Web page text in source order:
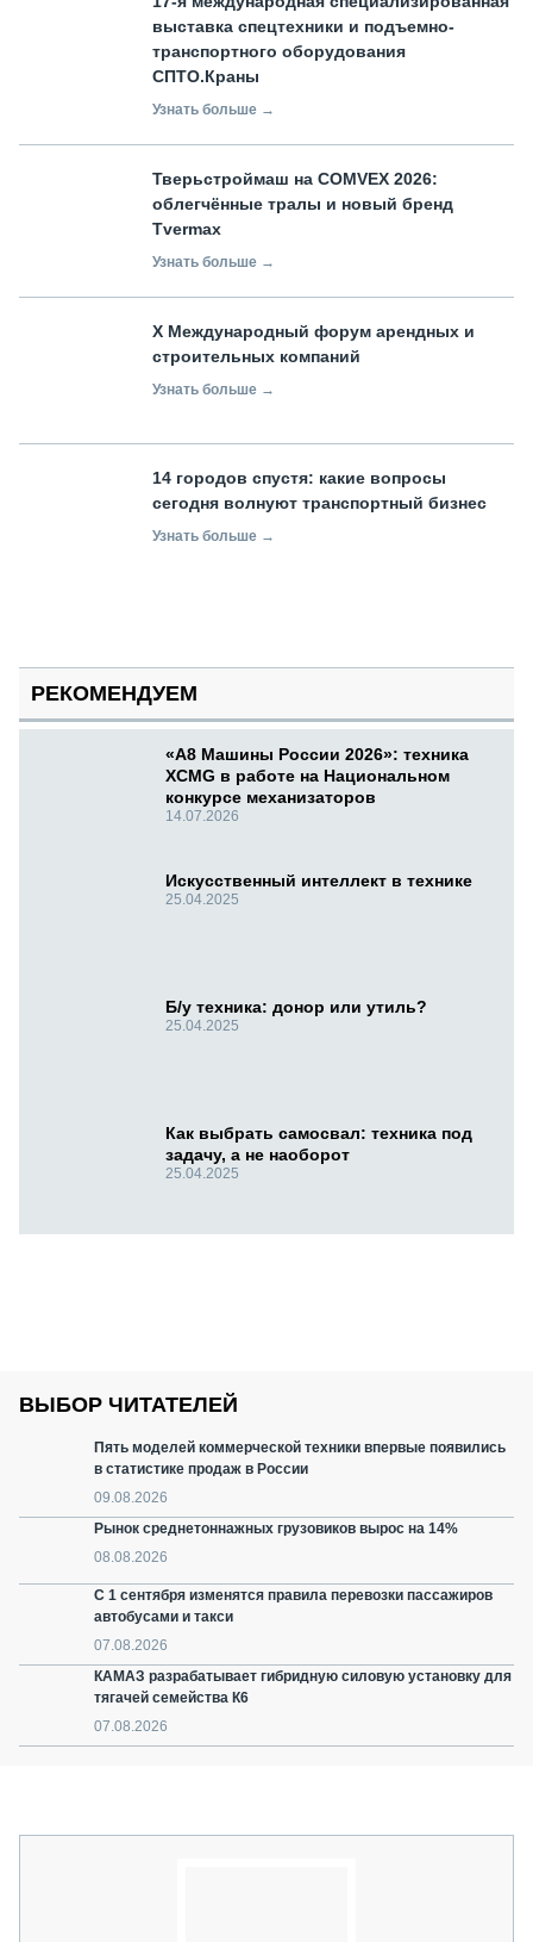
выставка спецтехники и подъемно-
транспортного оборудования
СПТО.Краны
Узнать больше →
Тверьстроймаш на COMVEX 2026:
облегчённые тралы и новый бренд
Tvermax
Узнать больше →
X Международный форум арендных и
строительных компаний
Узнать больше →
14 городов спустя: какие вопросы
сегодня волнуют транспортный бизнес
Узнать больше →
РЕКОМЕНДУЕМ
«А8 Машины России 2026»: техника
XCMG в работе на Национальном
конкурсе механизаторов
14.07.2026
Искусственный интеллект в технике
25.04.2025
Б/у техника: донор или утиль?
25.04.2025
Как выбрать самосвал: техника под
задачу, а не наоборот
25.04.2025
ВЫБОР ЧИТАТЕЛЕЙ
Пять моделей коммерческой техники впервые появились
в статистике продаж в России
09.08.2026
Рынок среднетоннажных грузовиков вырос на 14%
08.08.2026
С 1 сентября изменятся правила перевозки пассажиров
автобусами и такси
07.08.2026
КАМАЗ разрабатывает гибридную силовую установку для
тягачей семейства К6
07.08.2026